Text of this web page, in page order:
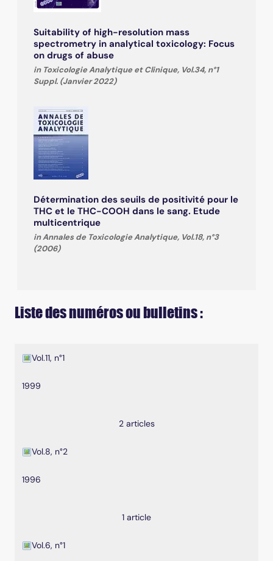
Suitability of high-resolution mass
spectrometry in analytical toxicology: Focus
on drugs of abuse
in Toxicologie Analytique et Clinique, Vol.34, n°1
Suppl. (Janvier 2022)
Détermination des seuils de positivité pour le
THC et le THC-COOH dans le sang. Etude
multicentrique
in Annales de Toxicologie Analytique, Vol.18, n°3
(2006)
Liste des numéros ou bulletins :
Vol.11, n°1
1999
2 articles
Vol.8, n°2
1996
1 article
Vol.6, n°1